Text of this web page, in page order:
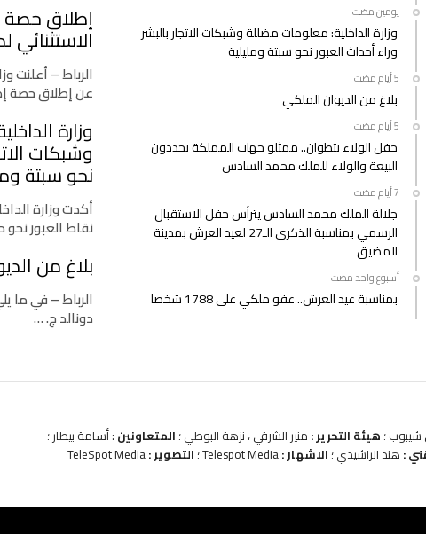
‫‫‫‏‫يومين مضت‬
وزارة الداخلية: معلومات مضللة وشبكات الاتجار بالبشر
وراء أحداث العبور نحو سبتة ومليلية
بلاغ من الديوان الملكي
حفل الولاء بتطوان.. ممثلو جهات المملكة يجددون
البيعة والولاء للملك محمد السادس
جلالة الملك محمد السادس يترأس حفل الاستقبال
الرسمي بمناسبة الذكرى الـ27 لعيد العرش بمدينة
المضيق
‫‫‫‏‫أسبوع واحد مضت‬
بمناسبة عيد العرش.. عفو ملكي على 1788 شخصا
إطلاق حصة
الاستثنائي
الرباط – أعلنت
عن إطلاق حصة
وزارة
وشبكات
نحو سبتة
أكدت وزارة
نقاط العبور
بلاغ من
الرباط – في ما
دونالد ج. …
شيبوب ؛ هيئة التحرير : منير الشرقي ، نزهة البوطي ؛ المتعاونين : أسامة بيطار ؛
: هند الراشيدي ؛ الاشهار :Telespot Media ؛ التصوير :TeleSpot Media